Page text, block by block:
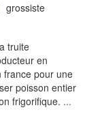
truite
en
france pour une
poisson entier
frigorifique. ...